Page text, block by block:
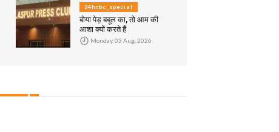
24hnbc_special
बोया पेड़ बबूल का, तो आम की
आशा क्यों करते हैं
Monday, 03 Aug, 2026